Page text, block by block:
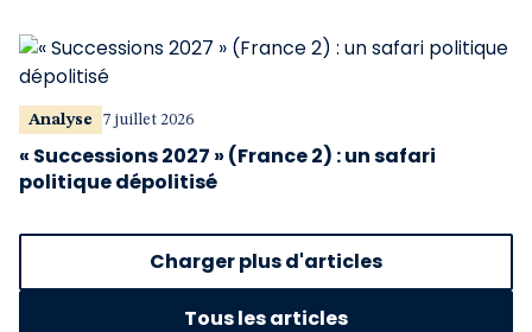
Analyse 7 juillet 2026
« Successions 2027 » (France 2) : un safari
politique dépolitisé
Charger plus d'articles
Tous les articles